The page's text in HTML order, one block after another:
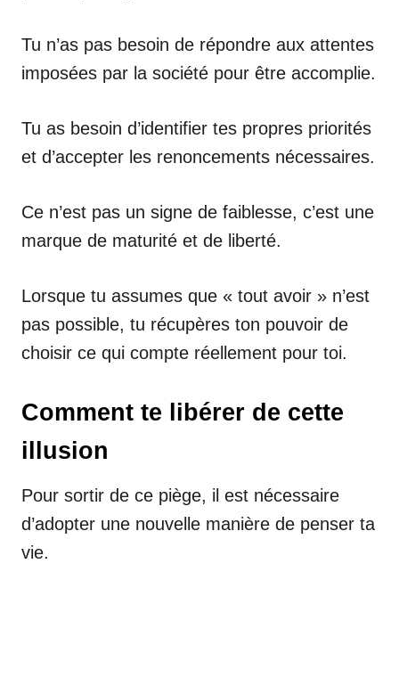
Tu n’as pas besoin de répondre aux attentes
imposées par la société pour être accomplie.
Tu as besoin d’identifier tes propres priorités
et d’accepter les renoncements nécessaires.
Ce n’est pas un signe de faiblesse, c’est une
marque de maturité et de liberté.
Lorsque tu assumes que « tout avoir » n’est
pas possible, tu récupères ton pouvoir de
choisir ce qui compte réellement pour toi.
Comment te libérer de cette
illusion
Pour sortir de ce piège, il est nécessaire
d’adopter une nouvelle manière de penser ta
vie.